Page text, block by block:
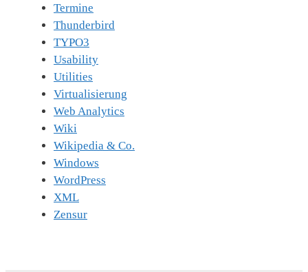
Termine
Thunderbird
TYPO3
Usability
Utilities
Virtualisierung
Web Analytics
Wiki
Wikipedia & Co.
Windows
WordPress
XML
Zensur